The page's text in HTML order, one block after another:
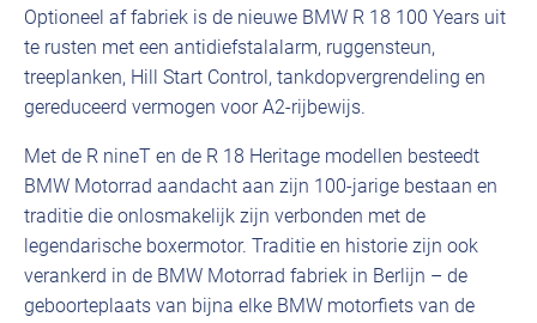
Optioneel af fabriek is de nieuwe BMW R 18 100 Years uit
te rusten met een antidiefstalalarm, ruggensteun,
treeplanken, Hill Start Control, tankdopvergrendeling en
gereduceerd vermogen voor A2-rijbewijs.
Met de R nineT en de R 18 Heritage modellen besteedt
BMW Motorrad aandacht aan zijn 100-jarige bestaan en
traditie die onlosmakelijk zijn verbonden met de
legendarische boxermotor. Traditie en historie zijn ook
verankerd in de BMW Motorrad fabriek in Berlijn – de
geboorteplaats van bijna elke BMW motorfiets van de